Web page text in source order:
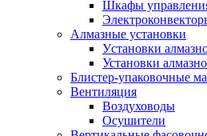
Шкафы
Алмазные установки
Уcтановки
Установки
Блистер-упаковочные
Вентиляция
Воздуховоды
Осушители